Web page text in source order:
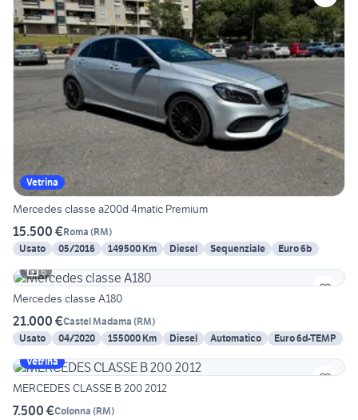
Vetrina
Mercedes classe a200d 4matic Premium
15.500 €Roma (RM)
Usato
05/2016 149500 Km Diesel Sequenziale
Euro 6b
6
Mercedes classe A180
21.000 €Castel Madama (RM)
Usato
04/2020 155000 Km Diesel Automatico
Euro 6d-TEMP
Vetrina
MERCEDES CLASSE B 200 2012
7.500 €Colonna (RM)